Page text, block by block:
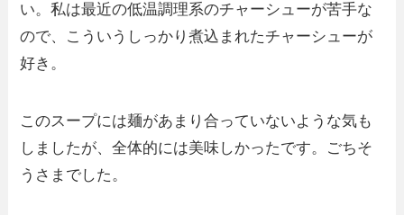
い。私は最近の低温調理系のチャーシューが苦手な
ので、こういうしっかり煮込まれたチャーシューが
好き。
このスープには麺があまり合っていないような気も
しましたが、全体的には美味しかったです。ごちそ
うさまでした。